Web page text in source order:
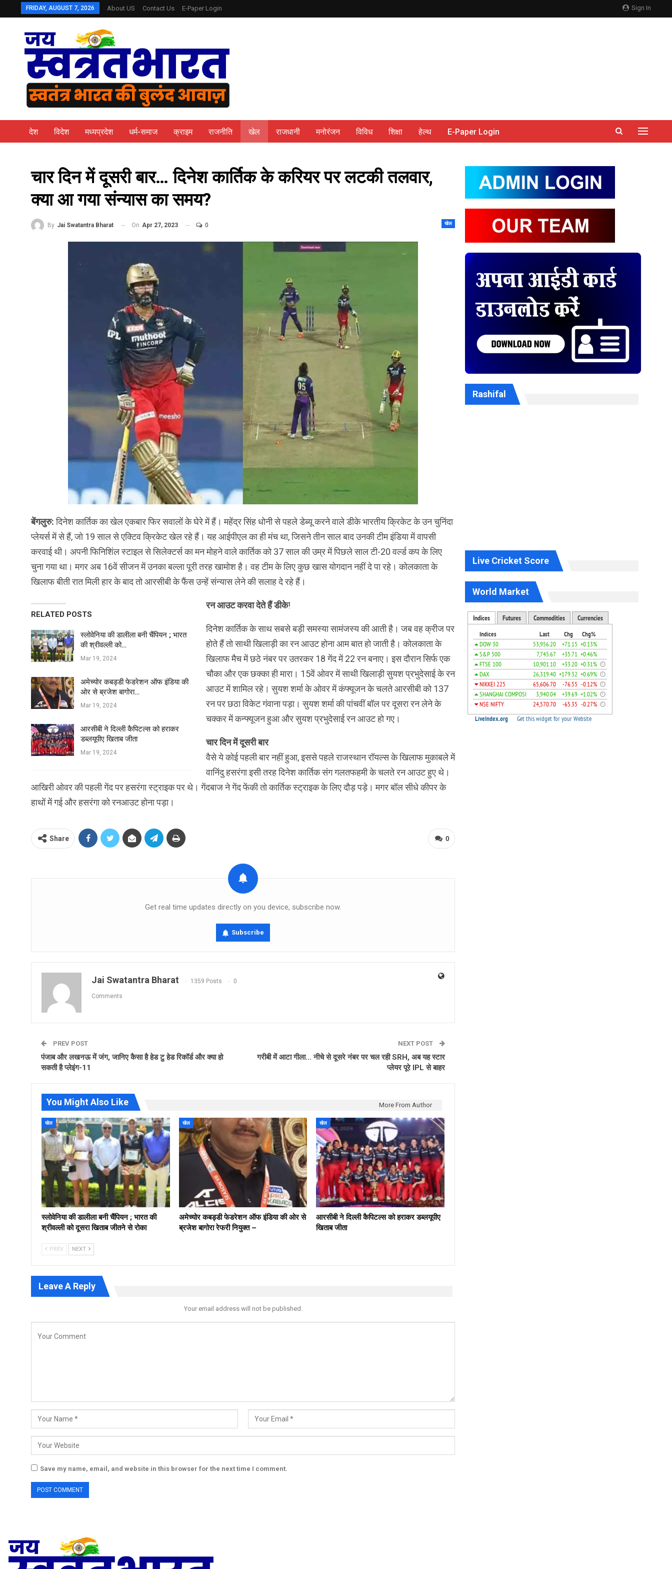
Sign In
FRIDAY, AUGUST 7, 2026 About US Contact Us E-Paper Login
देश विदेश मध्यप्रदेश धर्म-समाज क्राइम राजनीति खेल राजधानी मनोरंजन विविध शिक्षा हेल्थ E-Paper Login
चार दिन में दूसरी बार… दिनेश कार्तिक के करियर पर लटकी तलवार,
क्या आ गया संन्यास का समय?
खेल
By Jai Swatantra Bharat On Apr 27, 2023 0
बेंगलुरु:दिनेश कार्तिक का खेल एकबार फिर सवालों के घेरे में हैं। महेंद्र सिंह धोनी से पहले डेब्यू करने वाले डीके भारतीय क्रिकेट के उन चुनिंदा
प्लेयर्स में से हैं, जो 19 साल से एक्टिव क्रिकेट खेल रहे हैं। यह आईपीएल का ही मंच था, जिसने तीन साल बाद उनकी टीम इंडिया में वापसी
करवाई थी। अपनी फिनिशिंल स्टाइल से सिलेक्टर्स का मन मोहने वाले कार्तिक को 37 साल की उम्र में पिछले साल टी-20 वर्ल्ड कप के लिए
चुना गया था। मगर अब 16वें सीजन में उनका बल्ला पूरी तरह खामोश है। वह टीम के लिए कुछ खास योगदान नहीं दे पा रहे। कोलकाता के
खिलाफ बीती रात मिली हार के बाद तो आरसीबी के फैंस उन्हें संन्यास लेने की सलाह दे रहे हैं।
RELATED POSTS
स्लोवेनिया की डालीला बनी चैंपियन ; भारत
की श्रीवल्ली को…
Mar 19, 2024
अमेच्योर कबड्डी फेडरेशन ऑफ इंडिया की
ओर से ब्रजेश बागोरा…
Mar 19, 2024
आरसीबी ने दिल्ली कैपिटल्स को हराकर
डब्लयूपीए खिताब जीता
Mar 19, 2024
रन आउट करवा देते हैं डीके!
दिनेश कार्तिक के साथ सबसे बड़ी समस्या सामंजस्य की आती है। जब वह क्रीज पर
होते हैं तो साथी खिलाड़ी का रन आउट होना आम बात हो जाती है। कोलकाता के
खिलाफ मैच में छठे नंबर पर उतरकर 18 गेंद में 22 रन बनाए। इस दौरान सिर्फ एक
चौका और एक छक्का ही मारा। 15वें ओवर में साथी खिलाड़ी सुयश प्रभुदेसाई के रन
आउट में शामिल रहे। सुयश शर्मा के ओवर में कंफ्यूजन के चलते आरसीबी को 137
रन पर छठा विकेट गंवाना पड़ा। सुयश शर्मा की पांचवीं बॉल पर दूसरा रन लेने के
चक्कर में कन्फ्यूजन हुआ और सुयश प्रभुदेसाई रन आउट हो गए।
चार दिन में दूसरी बार
वैसे ये कोई पहली बार नहीं हुआ, इससे पहले राजस्थान रॉयल्स के खिलाफ मुकाबले में
वानिंदु हसरंगा इसी तरह दिनेश कार्तिक संग गलतफहमी के चलते रन आउट हुए थे।
आखिरी ओवर की पहली गेंद पर हसरंगा स्ट्राइक पर थे। गेंदबाज ने गेंद फेंकी तो कार्तिक स्ट्राइक के लिए दौड़ पड़े। मगर बॉल सीधे कीपर के
हाथों में गई और हसरंगा को रनआउट होना पड़ा।
0
Share
Get real time updates directly on you device, subscribe now.
Subscribe
Jai Swatantra Bharat 1359 Posts 0
Comments
PREV POST
पंजाब और लखनऊ में जंग, जानिए कैसा है हेड टु हेड रिकॉर्ड और क्या हो
सकती है प्लेइंग-11
NEXT POST
गरीबी में आटा गीला… नीचे से दूसरे नंबर पर चल रही SRH, अब यह स्टार
प्लेयर पूरे IPL से बाहर
You Might Also Like More From Author
खेल
स्लोवेनिया की डालीला बनी चैंपियन ; भारत की
श्रीवल्ली को दूसरा खिताब जीतने से रोका
खेल
अमेच्योर कबड्डी फेडरेशन ऑफ इंडिया की ओर से
ब्रजेश बागोरा रेफरी नियुक्त –
खेल
आरसीबी ने दिल्ली कैपिटल्स को हराकर डब्लयूपीए
खिताब जीता
PREV NEXT
Leave A Reply
Your email address will not be published.
Save my name, email, and website in this browser for the next time I comment.
Rashifal
Live Cricket Score
World Market